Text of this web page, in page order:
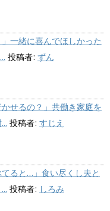
」一緒に喜んでほしかった
投稿者: ずん
かせるの？」共働き家庭を
投稿者: すじえ
てると…」食い尽くし夫と
投稿者: しろみ